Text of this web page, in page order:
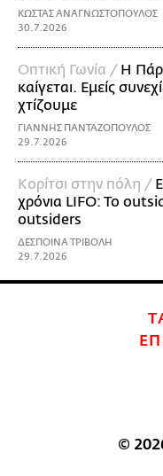
ΚΩΣΤΑΣ ΑΝΑΓΝΩΣΤΟΠΟΥΛΟΣ
30.7.2026
Οπτική Γωνία / Η
καίγεται. Εμείς
χτίζουμε
ΓΙΑΝΝΗΣ ΠΑΝΤΑΖΟΠΟΥΛΟΣ
29.7.2026
Κορίτσι στην πόλη /
χρόνια LIFO: To
οutsiders
ΔΕΣΠΟΙΝΑ ΤΡΙΒΟΛΗ
29.7.2026
©